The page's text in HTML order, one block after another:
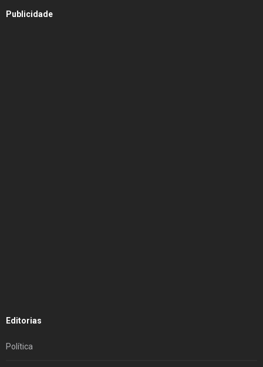
Publicidade
Editorias
Política